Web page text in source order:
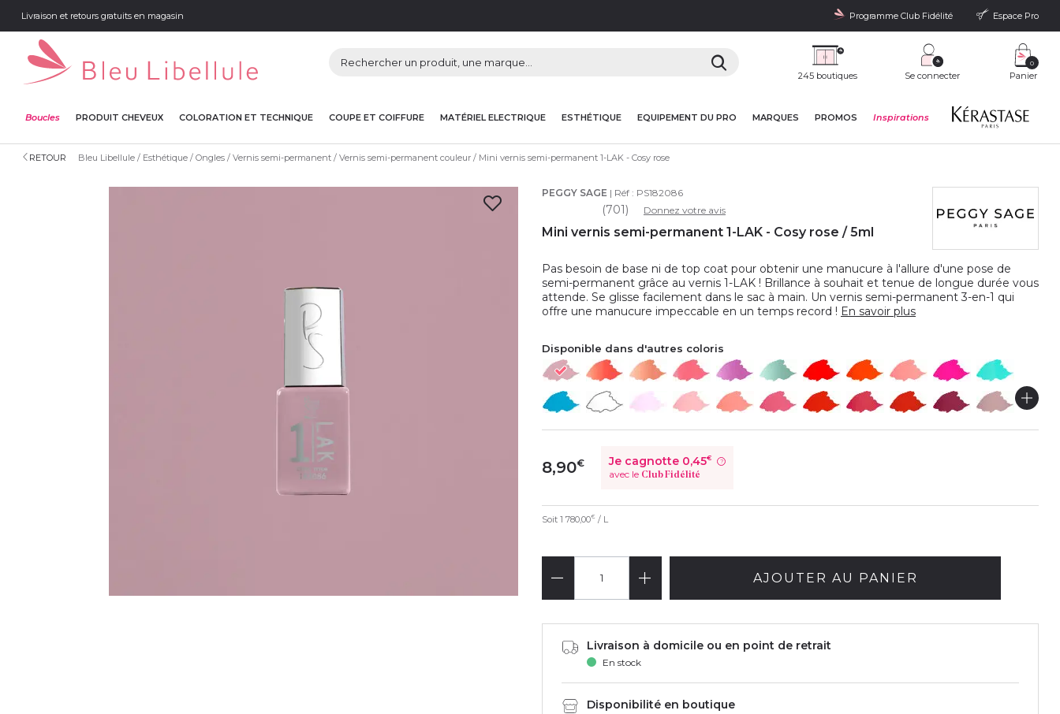
Livraison et retours gratuits en magasin Programme Club Fidélité Espace Pro
245 boutiques Se connecter Panier
0
Boucles PRODUIT CHEVEUX COLORATION ET TECHNIQUE COUPE ET COIFFURE MATÉRIEL ELECTRIQUE ESTHÉTIQUE EQUIPEMENT DU PRO MARQUES PROMOS Inspirations
RETOUR Bleu Libellule Esthétique Ongles Vernis semi-permanent Vernis semi-permanent couleur Mini vernis semi-permanent 1-LAK - Cosy rose
PEGGY SAGE | Réf : PS182086
(701) Donnez votre avis
Mini vernis semi-permanent 1-LAK - Cosy rose / 5ml
Pas besoin de base ni de top coat pour obtenir une manucure à l'allure d'une pose de
semi-permanent grâce au vernis 1-LAK ! Brillance à souhait et tenue de longue durée vous
attende. Se glisse facilement dans le sac à main. Un vernis semi-permanent 3-en-1 qui
offre une manucure impeccable en un temps record ! En savoir plus
Disponible dans d'autres coloris
8,90€ Je cagnotte 0,45€
avec le Club Fidélité
?
Soit 1 780,00€ / L
AJOUTER AU PANIER
Livraison à domicile ou en point de retrait
En stock
Disponibilité en boutique